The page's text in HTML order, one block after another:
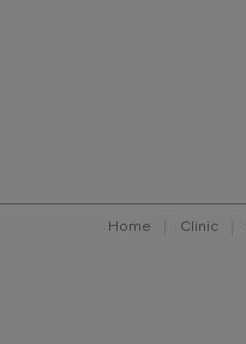
Home Clinic